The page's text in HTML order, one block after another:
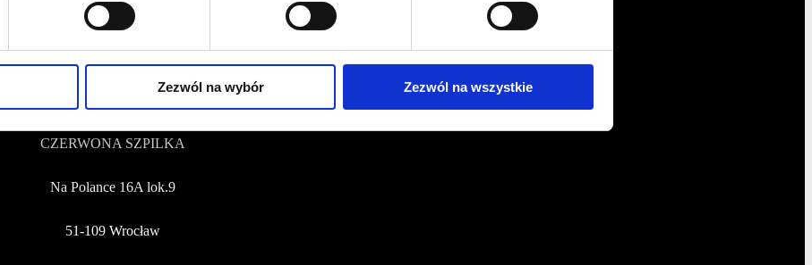
Zezwól na wybór Zezwól na wszystkie
NUMER KONTA DO WPŁAT:
81 1090 2398 0000 0001 0191 1368
CZERWONA SZPILKA
Na Polance 16A lok.9
51-109 Wrocław